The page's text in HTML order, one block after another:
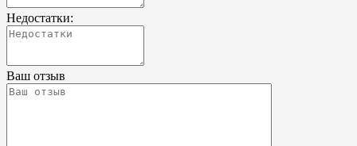
Недостатки:
Ваш отзыв